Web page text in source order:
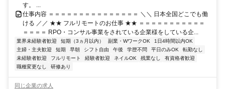
す。 ...
仕事内容 ＝＝＝＝＝＝＝＝＝＝＝＝＝＝＝ ＼＼ 日本全国どこでも働
ける ／／ ★★ フルリモートのお仕事 ★★ ＝＝＝＝＝＝＝＝＝＝＝
＝＝＝＝ RPO・コンサル事業をされている企業様をしている企...
業界未経験者歓迎 短期（3ヵ月以内） 副業・WワークOK
1日4時間以内OK
主婦・主夫歓迎
短期 早朝 シフト自由 午後 学歴不問 平日のみOK
転勤なし
未経験者歓迎
フルリモート 経験者歓迎 ネイルOK 残業なし
有資格者歓迎
職種変更なし
研修あり
同じ企業の求人